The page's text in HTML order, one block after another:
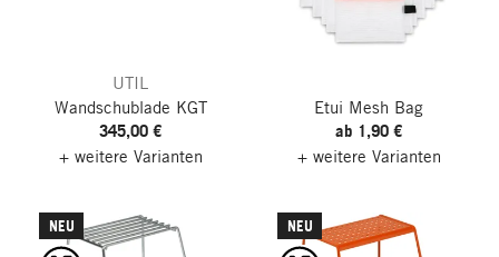
UTIL
Wandschublade KGT
345,00 €
+ weitere Varianten
Etui Mesh Bag
ab 1,90 €
+ weitere Varianten
NEU NEU